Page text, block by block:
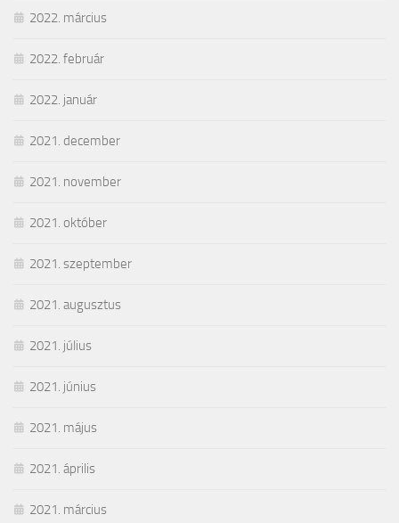
2022. március
2022. február
2022. január
2021. december
2021. november
2021. október
2021. szeptember
2021. augusztus
2021. július
2021. június
2021. május
2021. április
2021. március